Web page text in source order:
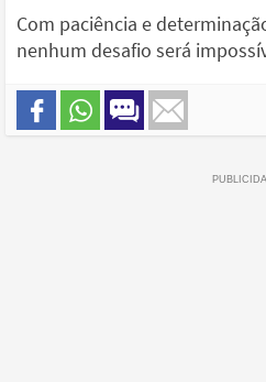
Com paciência e
nenhum desafio será